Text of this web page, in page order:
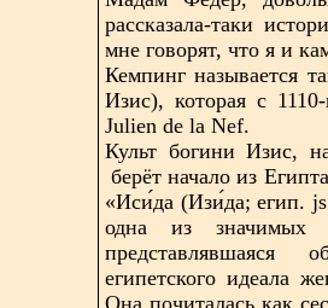
рассказала-таки
мне говорят, что я и
Кемпинг называется
Изис), которая с
Julien de la Nef.
Культ богини Изис,
берёт начало из
«Иси́да (Изи́да; егип.
одна из значимых
представлявшаяся
египетского идеала
Она почиталась как